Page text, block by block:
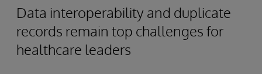
Data interoperability and duplicate
records remain top challenges for
healthcare leaders